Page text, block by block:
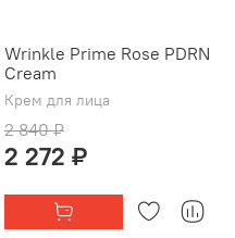
Wrinkle Prime Rose PDRN
Cream
Крем для лица
2 840 ₽
2 272 ₽